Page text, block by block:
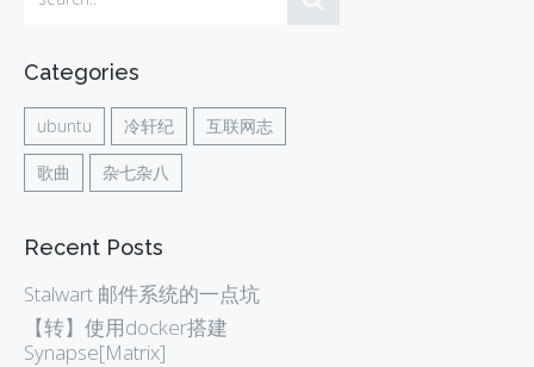
Categories
ubuntu 冷轩纪 互联网志
歌曲 杂七杂八
Recent Posts
Stalwart 邮件系统的一点坑
【转】使用docker搭建
Synapse[Matrix]